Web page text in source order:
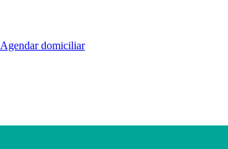
Agendar domiciliar